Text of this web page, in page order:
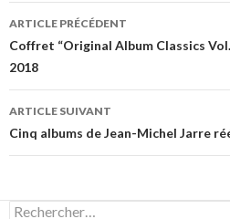
Navigation
des
articles
ARTICLE PRÉCÉDENT
Coffret “Original Album Classics
2018
ARTICLE SUIVANT
Cinq albums de Jean-Michel Jarre
Rechercher :